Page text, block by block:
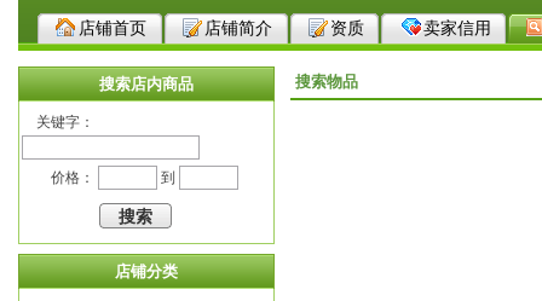
店铺首页 店铺简介 资质 卖家信用
搜索店内商品
关键字：
价格： 到
店铺分类
搜索物品